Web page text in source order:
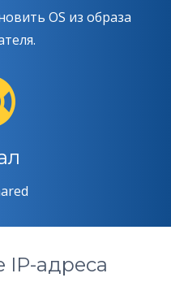
OS из образа
IP-адреса